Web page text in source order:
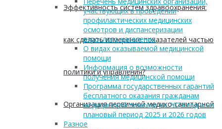
Эффективность систем здравоохранения:
как сделать измерение показателей частью
политики и управления?
Организация первичной медико-санитарной
участвующих в проведении
профилактических медицинских
осмотров и диспансеризации
взрослого населения
О видах оказываемой медицинской
помощи
Информация о возможности
получения медицинской помощи
Программа государственных гарантий
бесплатного оказания гражданам
медицинской помощи на 2024 год и на
плановый период 2025 и 2026 годов
Разное